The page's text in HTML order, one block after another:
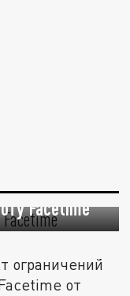
Facetime
ограничений
от